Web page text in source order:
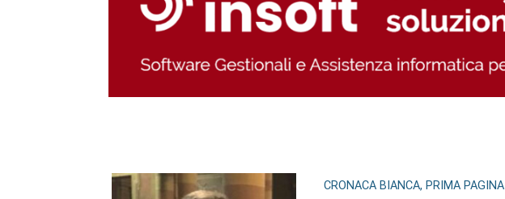
CRONACA BIANCA, PRIMA PAGINA